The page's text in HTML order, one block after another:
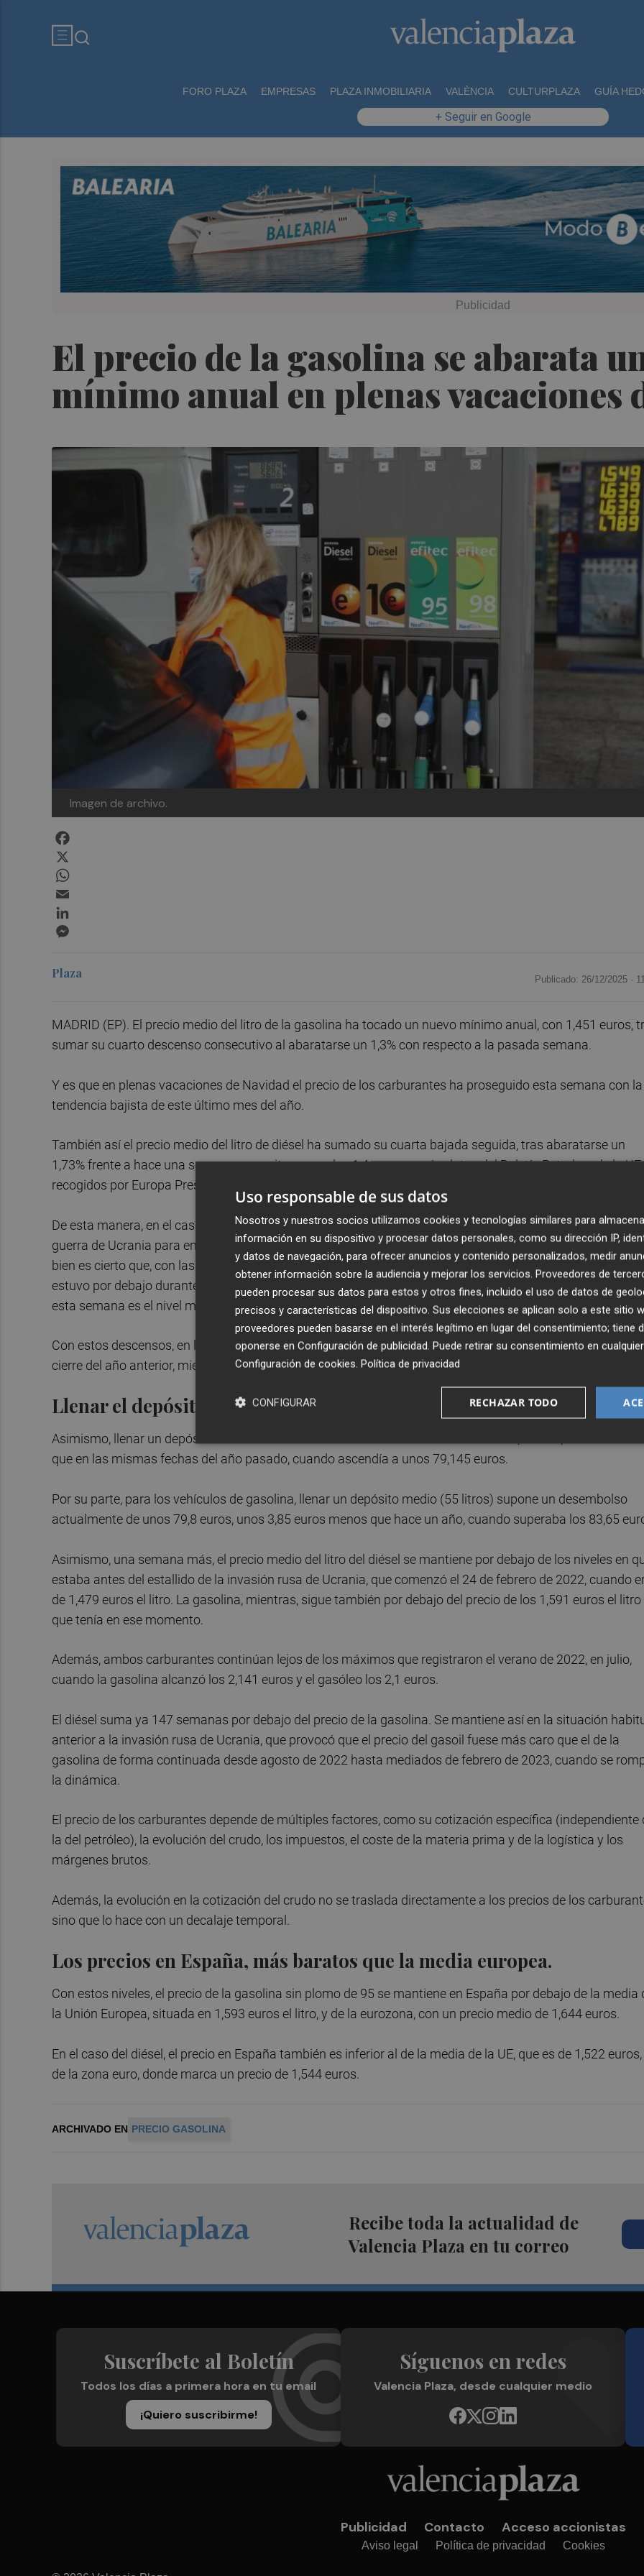
FORO PLAZA EMPRESAS PLAZA INMOBILIARIA VALÈNCIA CULTURPLAZA GUÍA
+ Seguir en Google
El precio de la gasolina se abarata
mínimo anual en plenas vacaciones
Imagen de archivo.
Plaza Publicado: 26/12/2025 ·
MADRID (EP). El precio medio del litro de la gasolina ha tocado un nuevo mínimo anual, con 1,451 euros,
sumar su cuarto descenso consecutivo al abaratarse un 1,3% con respecto a la pasada semana.
Y es que en plenas vacaciones de Navidad el precio de los carburantes ha proseguido esta semana con la
tendencia bajista de este último mes del año.
También así el precio medio del litro de diésel ha sumado su cuarta bajada seguida, tras abaratarse un
1,73% frente a hace una semana, para situarse en los 1,4 euros, según datos del Boletín Petrolero de la UE
recogidos por Europa Press.
De esta manera, en el caso de la gasolina, habría que retroceder hasta fechas anteriores al estallido de la
guerra de Ucrania para encontrar un precio más bajo -en la primera semana de octubre de 2021-, aunque
bien es cierto que, con las subvenciones que se aplicaron por la crisis energética, el precio en el surtidor
estuvo por debajo durante bastante tiempo en fechas posteriores. Para el gasoil, los 1,4 euros por litro de
esta semana es el nivel más bajo desde finales del pasado mes de octubre.
Con estos descensos, en lo que va de 2025 la gasolina registra un abaratamiento del 4,85% respecto al
cierre del año anterior, mientras que el diésel es casi un 3% más barato frente al precio en que despidió
Llenar el depósito, hasta 3,85 euros más barato.
Asimismo, llenar un depósito medio de 55 litros de diésel tiene un coste de 77 euros, unos 2,14 euros
que en las mismas fechas del año pasado, cuando ascendía a unos 79,145 euros.
Por su parte, para los vehículos de gasolina, llenar un depósito medio (55 litros) supone un desembolso
actualmente de unos 79,8 euros, unos 3,85 euros menos que hace un año, cuando superaba los 83,65
Asimismo, una semana más, el precio medio del litro del diésel se mantiene por debajo de los niveles en
estaba antes del estallido de la invasión rusa de Ucrania, que comenzó el 24 de febrero de 2022, cuando
de 1,479 euros el litro. La gasolina, mientras, sigue también por debajo del precio de los 1,591 euros el litro
que tenía en ese momento.
Además, ambos carburantes continúan lejos de los máximos que registraron el verano de 2022, en julio,
cuando la gasolina alcanzó los 2,141 euros y el gasóleo los 2,1 euros.
El diésel suma ya 147 semanas por debajo del precio de la gasolina. Se mantiene así en la situación
anterior a la invasión rusa de Ucrania, que provocó que el precio del gasoil fuese más caro que el de la
gasolina de forma continuada desde agosto de 2022 hasta mediados de febrero de 2023, cuando se
la dinámica.
El precio de los carburantes depende de múltiples factores, como su cotización específica (independiente
la del petróleo), la evolución del crudo, los impuestos, el coste de la materia prima y de la logística y los
márgenes brutos.
Además, la evolución en la cotización del crudo no se traslada directamente a los precios de los
sino que lo hace con un decalaje temporal.
Los precios en España, más baratos que la media europea.
Con estos niveles, el precio de la gasolina sin plomo de 95 se mantiene en España por debajo de la media
la Unión Europea, situada en 1,593 euros el litro, y de la eurozona, con un precio medio de 1,644 euros.
En el caso del diésel, el precio en España también es inferior al de la media de la UE, que es de 1,522 euros,
de la zona euro, donde marca un precio de 1,544 euros.
ARCHIVADO EN PRECIO GASOLINA
Recibe toda la actualidad de
Valencia Plaza en tu correo
Suscríbete al Boletín
Todos los días a primera hora en tu email
¡Quiero suscribirme!
Síguenos en redes
Valencia Plaza, desde cualquier medio
Publicidad Contacto Acceso accionistas
Aviso legal Política de privacidad Cookies
Uso responsable de sus datos
Nosotros y nuestros socios utilizamos cookies y tecnologías similares para
información en su dispositivo y procesar datos personales, como su dirección IP,
y datos de navegación, para ofrecer anuncios y contenido personalizados, medir
obtener información sobre la audiencia y mejorar los servicios. Proveedores de
pueden procesar sus datos para estos y otros fines, incluido el uso de datos de
precisos y características del dispositivo. Sus elecciones se aplican solo a este sitio
proveedores pueden basarse en el interés legítimo en lugar del consentimiento; tiene
oponerse en Configuración de publicidad. Puede retirar su consentimiento en
Configuración de cookies. Política de privacidad
RECHAZAR TODO
CONFIGURAR